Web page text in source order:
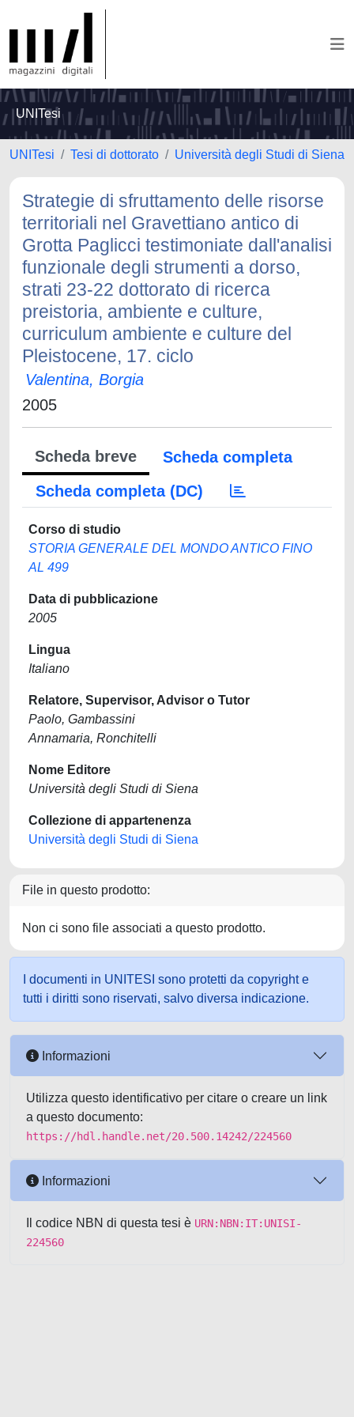
UNITesi
UNITesi Tesi di dottorato Università degli Studi di Siena
Strategie di sfruttamento delle risorse
territoriali nel Gravettiano antico di
Grotta Paglicci testimoniate dall'analisi
funzionale degli strumenti a dorso,
strati 23-22 dottorato di ricerca
preistoria, ambiente e culture,
curriculum ambiente e culture del
Pleistocene, 17. ciclo
Valentina, Borgia
2005
Scheda breve
Scheda completa
Scheda completa (DC)
Corso di studio
STORIA GENERALE DEL MONDO ANTICO FINO
AL 499
Data di pubblicazione
2005
Lingua
Italiano
Relatore, Supervisor, Advisor o Tutor
Paolo, Gambassini
Annamaria, Ronchitelli
Nome Editore
Università degli Studi di Siena
Collezione di appartenenza
Università degli Studi di Siena
File in questo prodotto:
Non ci sono file associati a questo prodotto.
I documenti in UNITESI sono protetti da copyright e
tutti i diritti sono riservati, salvo diversa indicazione.
Informazioni
Utilizza questo identificativo per citare o creare un link
a questo documento:
https://hdl.handle.net/20.500.14242/224560
Informazioni
Il codice NBN di questa tesi è URN:NBN:IT:UNISI-
224560